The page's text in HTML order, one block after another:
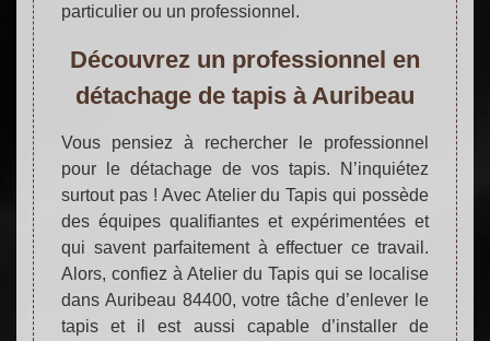
particulier ou un professionnel.
Découvrez un professionnel en
détachage de tapis à Auribeau
Vous pensiez à rechercher le professionnel
pour le détachage de vos tapis. N’inquiétez
surtout pas ! Avec Atelier du Tapis qui possède
des équipes qualifiantes et expérimentées et
qui savent parfaitement à effectuer ce travail.
Alors, confiez à Atelier du Tapis qui se localise
dans Auribeau 84400, votre tâche d’enlever le
tapis et il est aussi capable d’installer de